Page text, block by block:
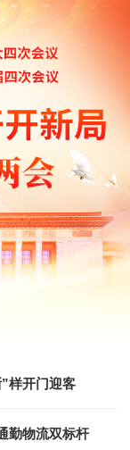
样开门迎客
勤物流双标杆